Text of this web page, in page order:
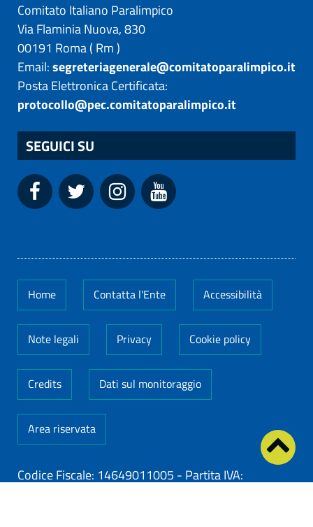
Comitato Italiano Paralimpico
Via Flaminia Nuova, 830
00191 Roma( Rm)
Email:segreteriagenerale@comitatoparalimpico.it
Posta Elettronica Certificata:
protocollo@pec.comitatoparalimpico.it
SEGUICI SU
Home Contatta l'Ente Accessibilità
Note legali Privacy Cookie policy
Credits Dati sul monitoraggio
Area riservata
Codice Fiscale: 14649011005 - Partita IVA: